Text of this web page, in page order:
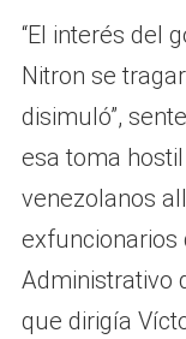
“El interés del
Nitron se
disimuló”,
esa toma
venezolanos
exfuncionarios
Administrativo
que dirigía